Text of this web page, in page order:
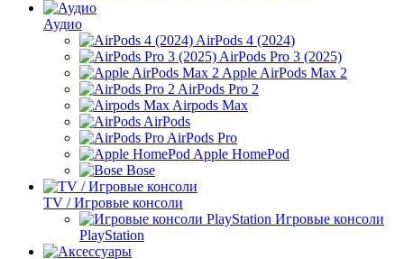
Аудио
AirPods 4 (2024)
AirPods Pro 3 (2025)
Apple AirPods Max 2
AirPods Pro 2
Airpods Max
AirPods
AirPods Pro
Apple HomePod
Bose
TV / Игровые консоли
Игровые консоли
PlayStation